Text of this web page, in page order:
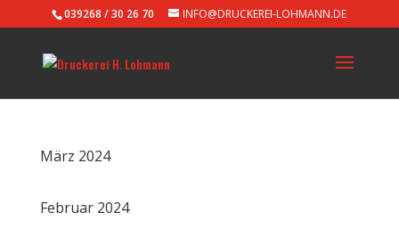
039268 / 30 26 70 INFO@DRUCKEREI-LOHMANN.DE
März 2024
Februar 2024